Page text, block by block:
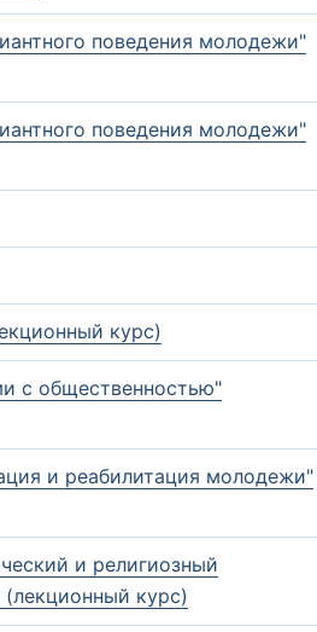
поведения молодежи"
поведения молодежи"
курс)
с общественностью"
и реабилитация молодежи"
и религиозный
курс)